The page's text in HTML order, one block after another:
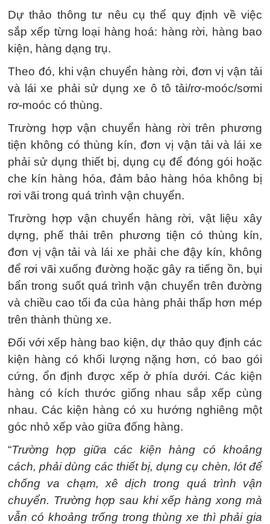
Dự thảo thông tư nêu cụ thể quy định về việc
sắp xếp từng loại hàng hoá: hàng rời, hàng bao
kiện, hàng dạng trụ.
Theo đó, khi vận chuyển hàng rời, đơn vị vận tải
và lái xe phải sử dụng xe ô tô tải/rơ-moóc/sơmi
rơ-moóc có thùng.
Trường hợp vận chuyển hàng rời trên phương
tiện không có thùng kín, đơn vị vận tải và lái xe
phải sử dụng thiết bị, dụng cụ để đóng gói hoặc
che kín hàng hóa, đảm bảo hàng hóa không bị
rơi vãi trong quá trình vận chuyển.
Trường hợp vận chuyển hàng rời, vật liệu xây
dựng, phế thải trên phương tiện có thùng kín,
đơn vị vận tải và lái xe phải che đậy kín, không
để rơi vãi xuống đường hoặc gây ra tiếng ồn, bụi
bẩn trong suốt quá trình vận chuyển trên đường
và chiều cao tối đa của hàng phải thấp hơn mép
trên thành thùng xe.
Đối với xếp hàng bao kiện, dự thảo quy định các
kiện hàng có khối lượng nặng hơn, có bao gói
cứng, ổn định được xếp ở phía dưới. Các kiện
hàng có kích thước giống nhau sắp xếp cùng
nhau. Các kiện hàng có xu hướng nghiêng một
góc nhỏ xếp vào giữa đống hàng.
“Trường hợp giữa các kiện hàng có khoảng
cách, phải dùng các thiết bị, dụng cụ chèn, lót để
chống va chạm, xê dịch trong quá trình vận
chuyển. Trường hợp sau khi xếp hàng xong mà
vẫn có khoảng trống trong thùng xe thì phải gia